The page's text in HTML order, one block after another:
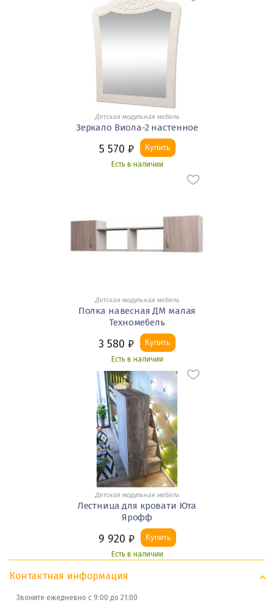
Детская модульная мебель
Зеркало Виола-2 настенное
5 570 ₽ Купить
Есть в наличии
Детская модульная мебель
Полка навесная ДМ малая
Техномебель
3 580 ₽ Купить
Есть в наличии
Детская модульная мебель
Лестница для кровати Юта
Ярофф
9 920 ₽ Купить
Есть в наличии
Контактная информация
Звоните ежедневно с 9:00 до 21:00